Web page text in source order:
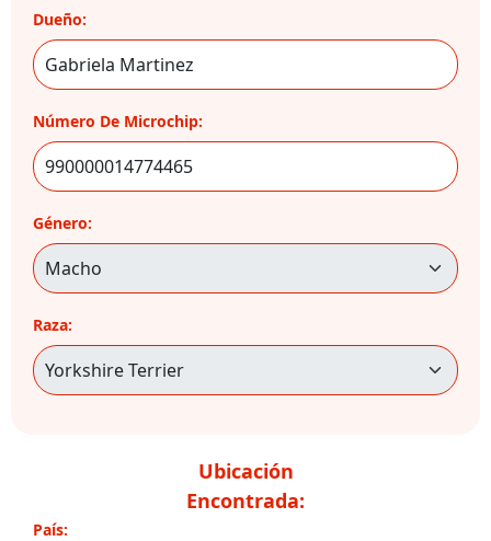
Dueño:
Número De Microchip:
Género:
Raza:
Ubicación
Encontrada:
País: